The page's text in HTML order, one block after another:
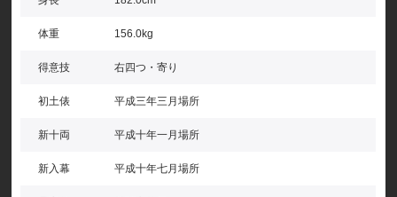
体重 156.0kg
得意技 右四つ・寄り
初土俵 平成三年三月場所
新十両 平成十年一月場所
新入幕 平成十年七月場所